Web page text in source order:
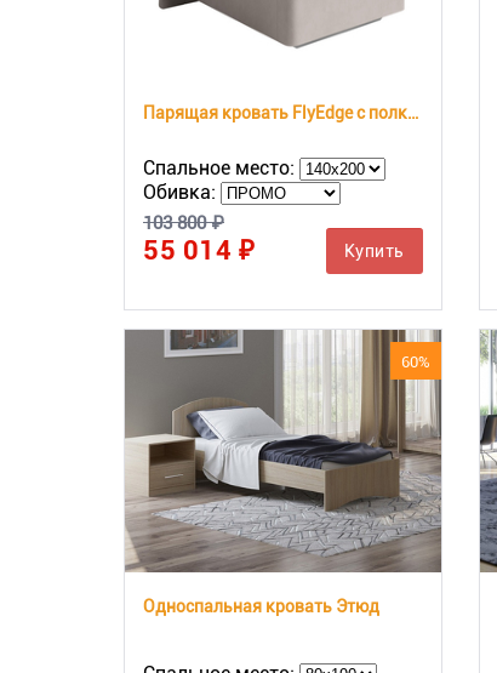
Парящая кровать FlyEdge с полками
Спальное место:
Обивка:
103 800 ₽
55 014 ₽ Купить
60%
Односпальная кровать Этюд